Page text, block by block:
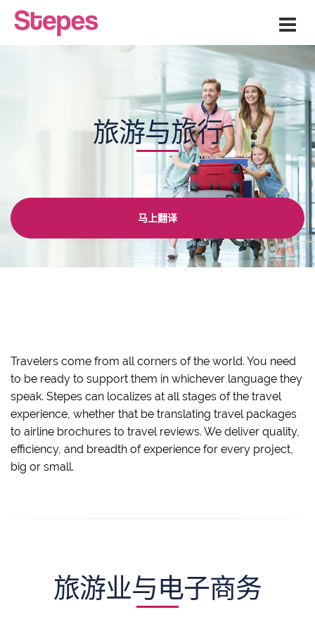
旅游与旅行
马上翻译
Travelers come from all corners of the world. You need
to be ready to support them in whichever language they
speak. Stepes can localizes at all stages of the travel
experience, whether that be translating travel packages
to airline brochures to travel reviews. We deliver quality,
efficiency, and breadth of experience for every project,
big or small.
旅游业与电子商务